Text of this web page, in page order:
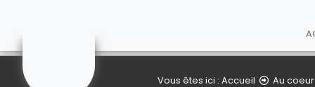
Vous êtes ici : Accueil Au